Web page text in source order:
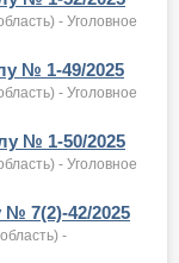
- Уголовное
№ 1-49/2025
- Уголовное
№ 1-50/2025
- Уголовное
№ 7(2)-42/2025
-